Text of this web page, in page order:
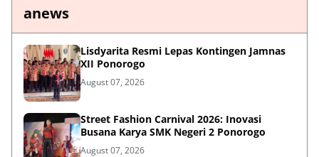
anews
Lisdyarita Resmi Lepas Kontingen Jamnas
XII Ponorogo
August 07, 2026
Street Fashion Carnival 2026: Inovasi
Busana Karya SMK Negeri 2 Ponorogo
August 07, 2026